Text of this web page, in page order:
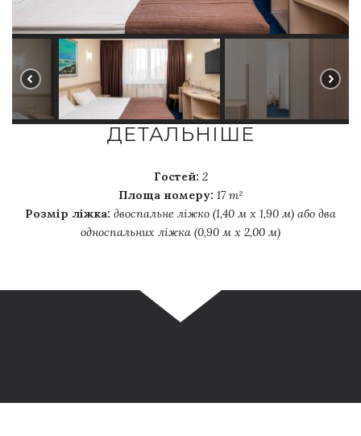
ДЕТАЛЬНІШЕ
Гостей: 2
Площа номеру: 17 m²
Розмір ліжка: двоспальне ліжко (1,40 м х 1,90 м) або два
односпальних ліжка (0,90 м х 2,00 м)